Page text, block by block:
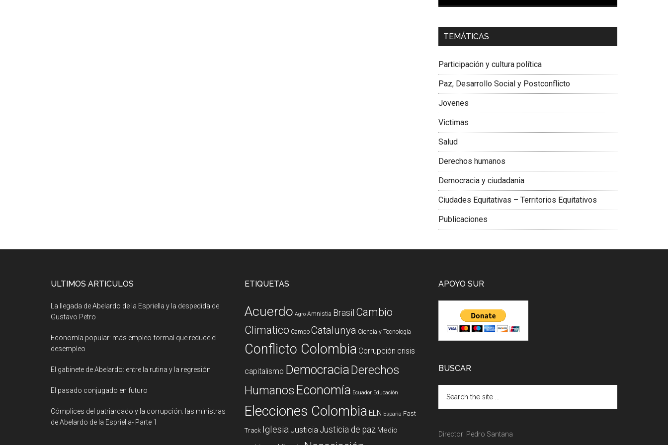
Dra. Carolina Corcho Mejía,
Latinoamericana Sur, Vicepresidenta Federación
TEMÁTICAS
Participación y cultura política
Paz, Desarrollo Social y Postconflicto
Jovenes
Victimas
Salud
Derechos humanos
Democracia y ciudadania
Ciudades Equitativas – Territorios Equitativos
Publicaciones
ULTIMOS ARTICULOS
La llegada de Abelardo de la Espriella y la despedida de
Gustavo Petro
Economía popular: más empleo formal que reduce el
desempleo
El gabinete de Abelardo: entre la rutina y la regresión
El pasado conjugado en futuro
Cómplices del patriarcado y la corrupción: las ministras
de Abelardo de la Espriella- Parte 1
ETIQUETAS
Acuerdo Agro Amnistia Brasil Cambio
Climatico Campo Catalunya Ciencia y Tecnología
Conflicto Colombia Corrupción crisis
capitalismo DemocraciaDerechos
Humanos Economía Ecuador Educación
Elecciones Colombia ELN España Fast
Track Iglesia Justicia Justicia de paz Medio
APOYO SUR
BUSCAR
Director: Pedro Santana